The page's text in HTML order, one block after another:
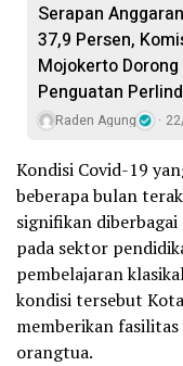
Serapan
37,9 Persen,
Mojokerto
Penguatan
Raden Agung
Kondisi Covid-19
beberapa bulan
signifikan
pada sektor
pembelajaran
kondisi tersebut
memberikan
orangtua.